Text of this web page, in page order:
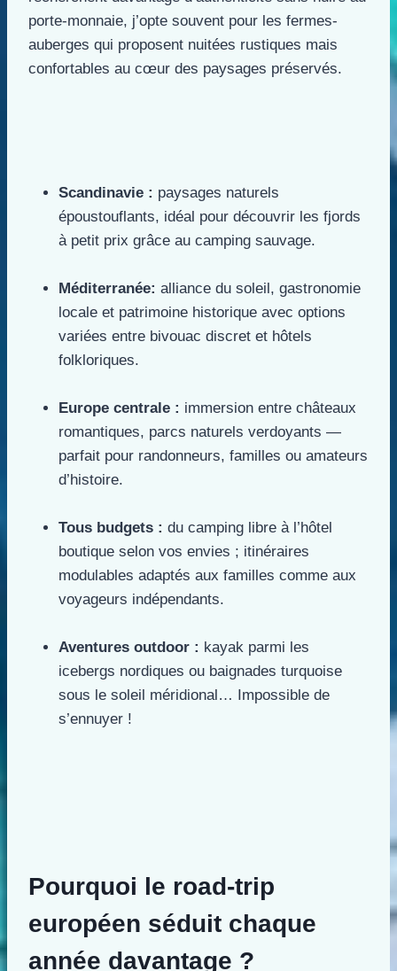
porte-monnaie, j’opte souvent pour les fermes-
auberges qui proposent nuitées rustiques mais
confortables au cœur des paysages préservés.
Scandinavie : paysages naturels
époustouflants, idéal pour découvrir les fjords
à petit prix grâce au camping sauvage.
Méditerranée: alliance du soleil, gastronomie
locale et patrimoine historique avec options
variées entre bivouac discret et hôtels
folkloriques.
Europe centrale : immersion entre châteaux
romantiques, parcs naturels verdoyants —
parfait pour randonneurs, familles ou amateurs
d’histoire.
Tous budgets : du camping libre à l’hôtel
boutique selon vos envies ; itinéraires
modulables adaptés aux familles comme aux
voyageurs indépendants.
Aventures outdoor : kayak parmi les
icebergs nordiques ou baignades turquoise
sous le soleil méridional… Impossible de
s’ennuyer !
Pourquoi le road-trip
européen séduit chaque
année davantage ?